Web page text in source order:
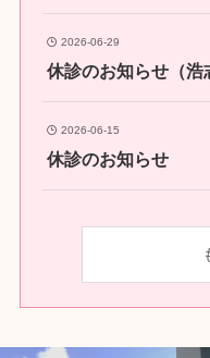
2026-06-29
休診のお知らせ（浩
2026-06-15
休診のお知らせ